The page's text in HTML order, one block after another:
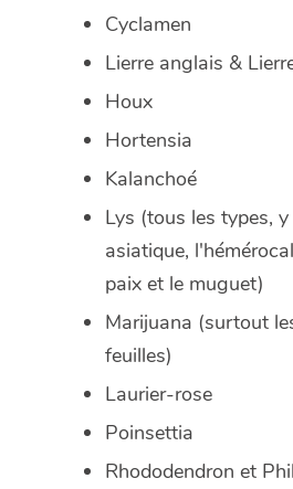
Cyclamen
Lierre anglais &
Houx
Hortensia
Kalanchoé
Lys (tous les types,
asiatique,
paix et le muguet)
Marijuana (surtout
feuilles)
Laurier-rose
Poinsettia
Rhododendron et